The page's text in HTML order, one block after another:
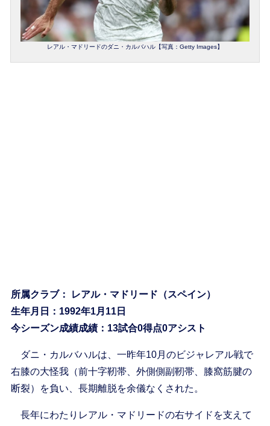
レアル・マドリードのダニ・カルバハル【写真：Getty Images】
所属クラブ： レアル・マドリード（スペイン）
生年月日：1992年1月11日
今シーズン成績成績：13試合0得点0アシスト
ダニ・カルバハルは、一昨年10月のビジャレアル戦で
右膝の大怪我（前十字靭帯、外側側副靭帯、膝窩筋腱の
断裂）を負い、長期離脱を余儀なくされた。
長年にわたりレアル・マドリードの右サイドを支えて